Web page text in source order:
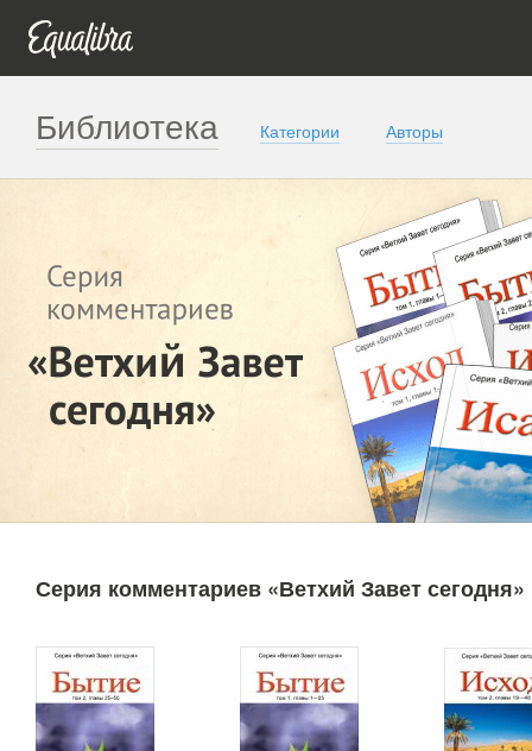
Библиотека Категории Авторы
Серия комментариев «Ветхий Завет сегодня»